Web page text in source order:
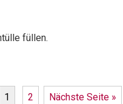
füllen.
1 2 Nächste Seite »